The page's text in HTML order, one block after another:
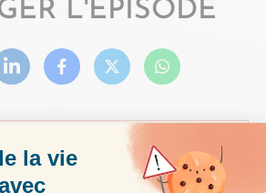
L'ÉPISODE
DEVENIR OPTIMISTE
OU EN VOLUME